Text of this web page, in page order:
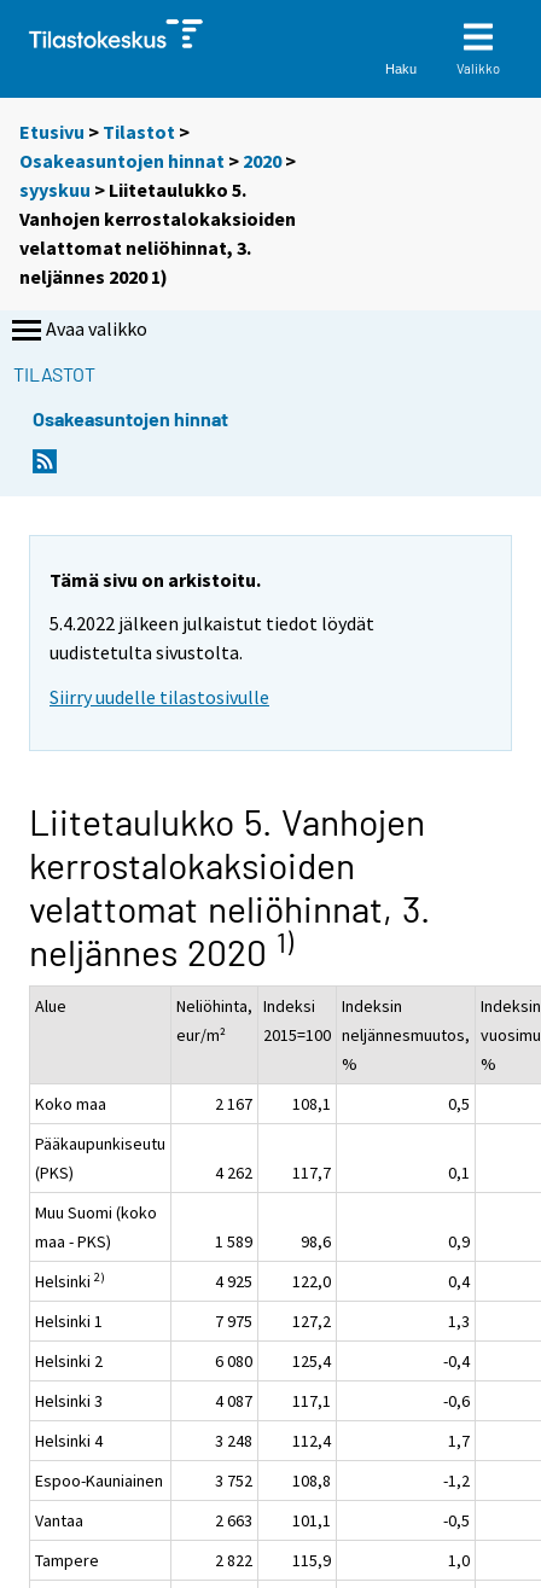
Haku Valikko
Etusivu > Tilastot >
Osakeasuntojen hinnat > 2020>
syyskuu > Liitetaulukko 5.
Vanhojen kerrostalokaksioiden
velattomat neliöhinnat, 3.
neljännes 2020 1)
Avaa valikko
TILASTOT
Osakeasuntojen hinnat
Tämä sivu on arkistoitu.
5.4.2022 jälkeen julkaistut tiedot löydät
uudistetulta sivustolta.
Siirry uudelle tilastosivulle
Liitetaulukko 5. Vanhojen
kerrostalokaksioiden
velattomat neliöhinnat, 3.
neljännes 2020 1)
Alue
Neliöhinta,
eur/m²
Indeksi
2015=100
Indeksin
neljännesmuutos,
%
Indeksin
%
Koko maa
2 167 108,1
0,5
Pääkaupunkiseutu
(PKS)
4 262 117,7
0,1
Muu Suomi (koko
maa - PKS)
1 589 98,6
0,9
Helsinki 2) 4 925 122,0
0,4
Helsinki 1
7 975 127,2
1,3
Helsinki 2
6 080 125,4
-0,4
Helsinki 3
4 087 117,1
-0,6
Helsinki 4
3 248 112,4
1,7
Espoo-Kauniainen
3 752 108,8
-1,2
Vantaa
2 663 101,1
-0,5
Tampere
2 822 115,9
1,0